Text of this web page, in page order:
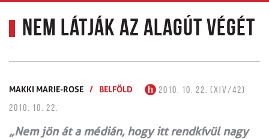
Nem látják az alagút végét
MAKKI MARIE-ROSE / BELFÖLD
2010. 10. 22. (XIV/42)
2010. 10. 22.
„Nem jön át a médián, hogy itt rendkívül nagy